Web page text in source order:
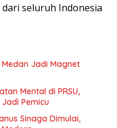
seluruh Indonesia
Medan Jadi Magnet
Mental di PRSU,
Pemicu
Sinaga Dimulai,